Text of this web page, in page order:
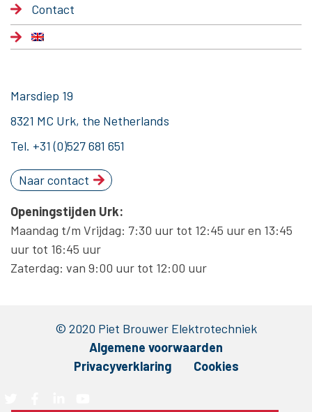
Contact
Marsdiep 19
8321 MC Urk, the Netherlands
Tel. +31 (0)527 681 651
Naar contact
Openingstijden Urk:
Maandag t/m Vrijdag: 7:30 uur tot 12:45 uur en 13:45
uur tot 16:45 uur
Zaterdag: van 9:00 uur tot 12:00 uur
© 2020 Piet Brouwer Elektrotechniek
Algemene voorwaarden
Privacyverklaring
Cookies